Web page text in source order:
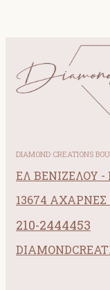
DIAMOND CREATIONS
ΕΛ ΒΕΝΙΖΕΛΟΥ -
13674
210-2444453